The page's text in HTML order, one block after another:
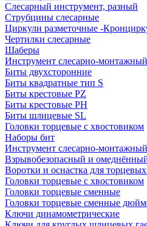
Слесарный инструмент, разный
Струбцины слесарные
Циркули разметочные -
Чертилки слесарные
Шаберы
Инструмент слесарно-
Биты двухсторонние
Биты квадратные тип S
Биты крестовые РZ
Биты крестовые РН
Биты шлицевые SL
Головки торцевые с хвостовиком
Наборы бит
Инструмент слесарно-
Взрывобезопасный и
Воротки и оснаcтка для
Головки торцевые с хвостовиком
Головки торцевые сменные
Головки торцевые сменные
Ключи динамометрические